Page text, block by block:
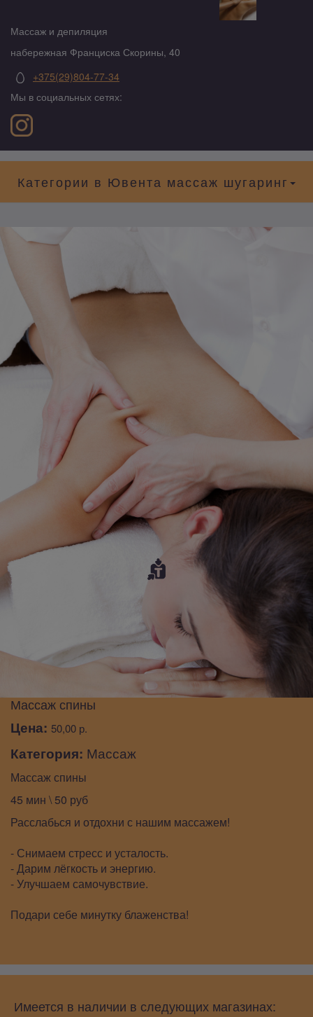
Массаж и депиляция
набережная Франциска Скорины, 40
+375(29)804-77-34
Мы в социальных сетях:
Категории в Ювента массаж шугаринг
Массаж спины
Цена: 50,00 р.
Категория: Массаж
Массаж спины
45 мин \ 50 руб
Расслабься и отдохни с нашим массажем!
- Снимаем стресс и усталость.
- Дарим лёгкость и энергию.
- Улучшаем самочувствие.
Подари себе минутку блаженства!
Имеется в наличии в следующих магазинах: